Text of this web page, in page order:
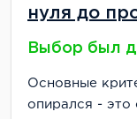
нуля до
Выбор был
Основные
опирался - это